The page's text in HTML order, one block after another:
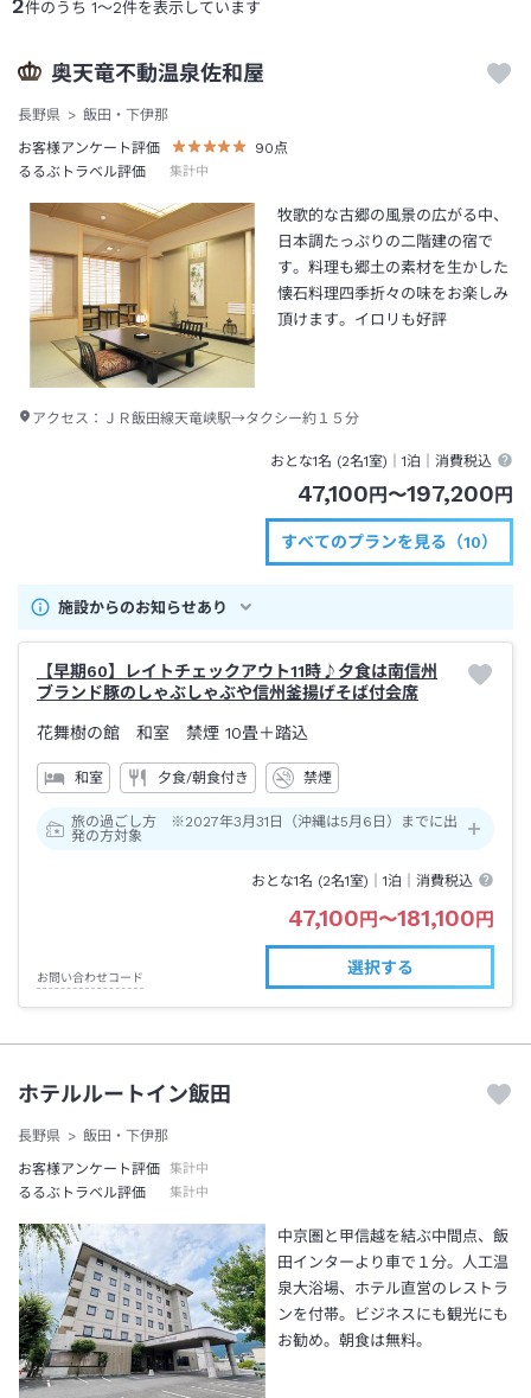
件のうち 1～2件を表示しています
奥天竜不動温泉佐和屋
長野県
飯田・下伊那
お客様アンケート評価
90 点
るるぶトラベル評価
集計中
牧歌的な古郷の風景の広がる中、
日本調たっぷりの二階建の宿で
す。料理も郷土の素材を生かした
懐石料理四季折々の味をお楽しみ
頂けます。イロリも好評
アクセス： ＪＲ飯田線天竜峡駅→タクシー約１５分
おとな1名 (2名1室)｜1泊 ｜消費税込
47,100 円 〜197,200 円
すべてのプランを見る（10）
施設からのお知らせあり
【早期60】レイトチェックアウト11時♪夕食は南信州
ブランド豚のしゃぶしゃぶや信州釜揚げそば付会席
花舞樹の館 和室 禁煙 10畳＋踏込
和室 夕食/朝食付き 禁煙
旅の過ごし方 ※2027年3月31日（沖縄は5月6日）までに出
発の方対象
おとな1名 (2名1室)｜1泊 ｜消費税込
47,100 円 〜181,100 円
お問い合わせコード
選択する
ホテルルートイン飯田
長野県
飯田・下伊那
お客様アンケート評価
集計中
るるぶトラベル評価 集計中
中京圏と甲信越を結ぶ中間点、飯
田インターより車で１分。人工温
泉大浴場、ホテル直営のレストラ
ンを付帯。ビジネスにも観光にも
お勧め。朝食は無料。